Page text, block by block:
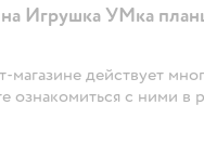
на Игрушка УМка
магазине действует
ознакомиться с ними в